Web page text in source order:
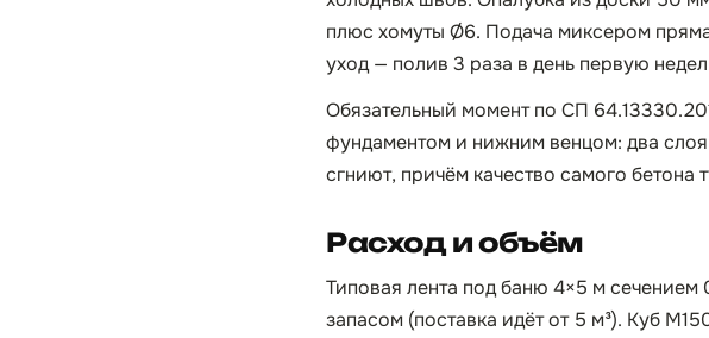
плюс хомуты Ø6. Подача миксером
уход — полив 3 раза в день первую
Обязательный момент по СП
фундаментом и нижним венцом: два
сгниют, причём качество самого бетона
Расход и объём
Типовая лента под баню 4×5 м сечением
запасом (поставка идёт от 5 м³). Куб